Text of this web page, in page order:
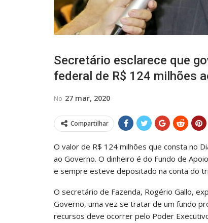
Secretário esclarece que
federal de R$ 124 milhões
No 27 mar, 2020
Compartilhar
O valor de R$ 124 milhões que consta no
ao Governo. O dinheiro é do Fundo de
e sempre esteve depositado na conta do
O secretário de Fazenda, Rogério Gallo,
Governo, uma vez se tratar de um fundo
recursos deve ocorrer pelo Poder